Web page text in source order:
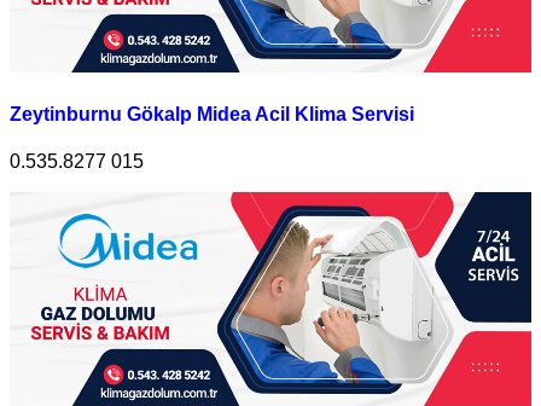
Zeytinburnu Gökalp Midea Acil Klima Servisi
0.535.8277 015